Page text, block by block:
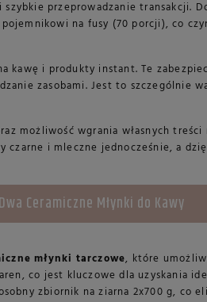
przeprowadzanie transakcji.
na fusy (70 porcji), co
kawę i produkty instant. Te
zasobami. Jest to szczególnie
możliwość wgrania własnych
i mleczne jednocześnie, a
Dwa Ceramiczne Młynki do Kawy
młynki tarczowe, które
co jest kluczowe dla uzyskania
zbiornik na ziarna 2x700 g,